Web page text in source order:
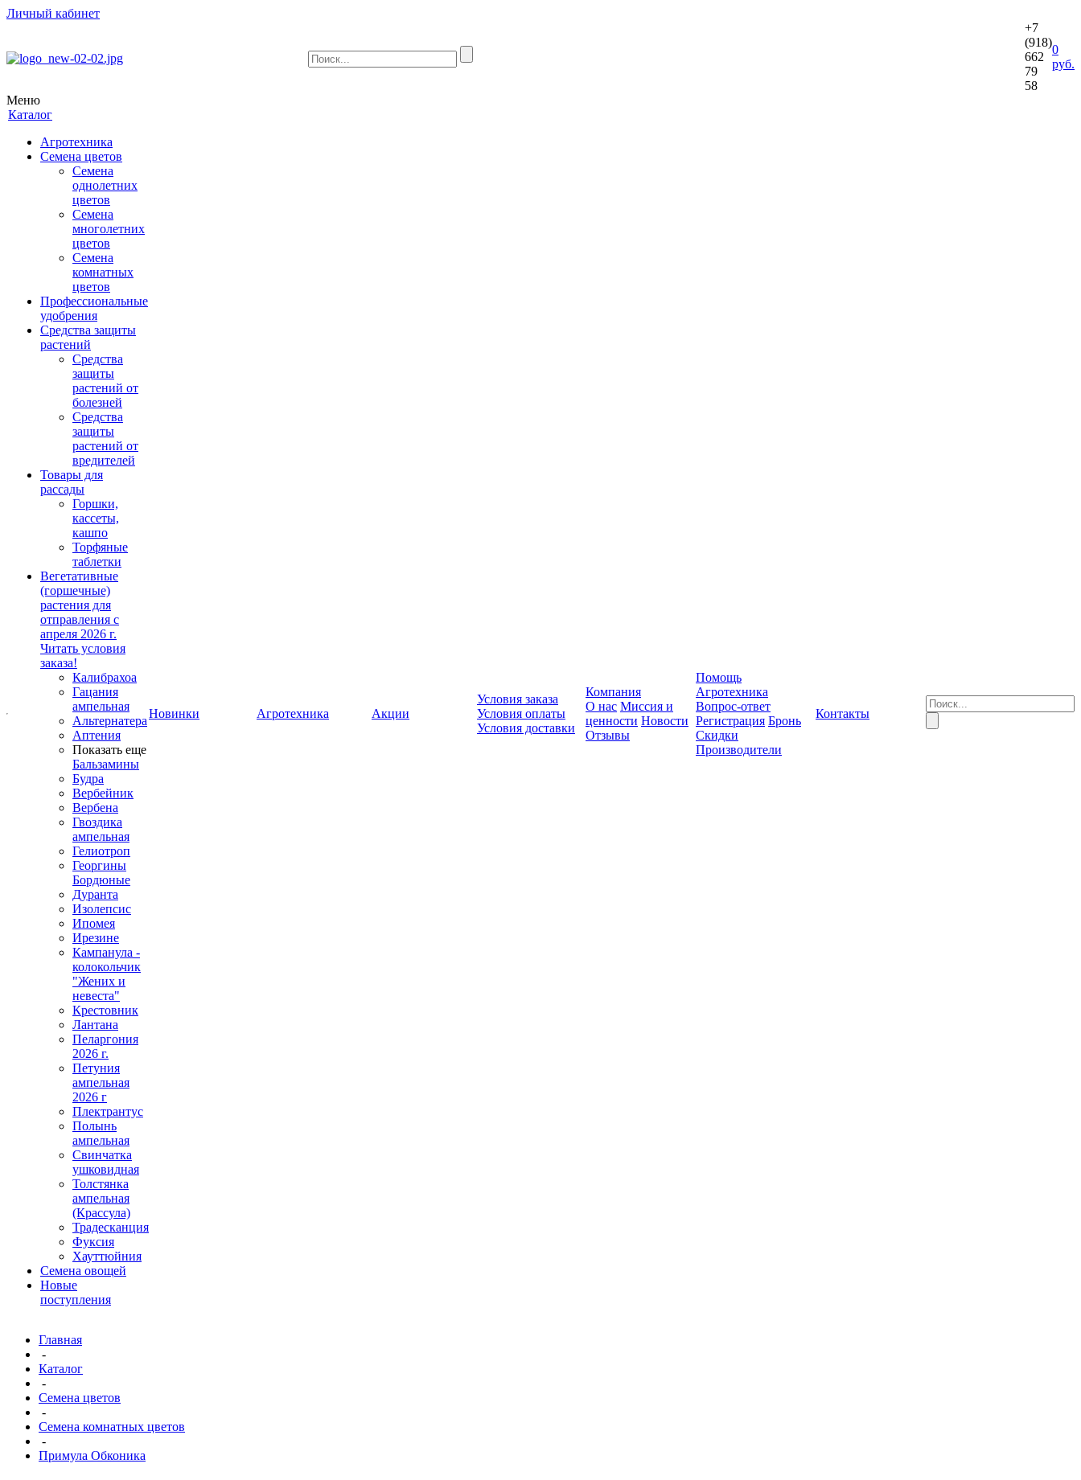
Личный кабинет
+7
(918)
662
79
58
0
руб.
Меню
Каталог
Агротехника
Семена цветов
Семена
однолетних
цветов
Семена
многолетних
цветов
Семена
комнатных
цветов
Профессиональные
удобрения
Средства защиты
растений
Средства
защиты
растений от
болезней
Средства
защиты
растений от
вредителей
Товары для
рассады
Горшки,
кассеты,
кашпо
Торфяные
таблетки
Вегетативные
(горшечные)
растения для
отправления с
апреля 2026 г.
Читать условия
заказа!
Калибрахоа
Гацания
ампельная
Альтернатера
Аптения
Показать еще
Бальзамины
Будра
Вербейник
Вербена
Гвоздика
ампельная
Гелиотроп
Георгины
Бордюные
Дуранта
Изолепсис
Ипомея
Ирезине
Кампанула -
колокольчик
"Жених и
невеста"
Крестовник
Лантана
Пеларгония
2026 г.
Петуния
ампельная
2026 г
Плектрантус
Полынь
ампельная
Свинчатка
ушковидная
Толстянка
ампельная
(Крассула)
Традесканция
Фуксия
Хауттюйния
Семена овощей
Новые
поступления
Новинки Агротехника Акции
Условия заказа
Условия оплаты
Условия доставки
Компания
О нас Миссия и
ценности Новости
Отзывы
Помощь
Агротехника
Вопрос-ответ
Регистрация Бронь
Скидки
Производители
Контакты
Главная
-
Каталог
-
Семена цветов
-
Семена комнатных цветов
-
Примула Обконика